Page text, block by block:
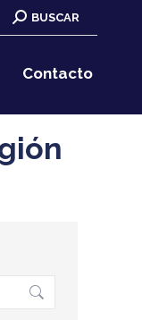
Buscar:
BUSCAR
Contacto